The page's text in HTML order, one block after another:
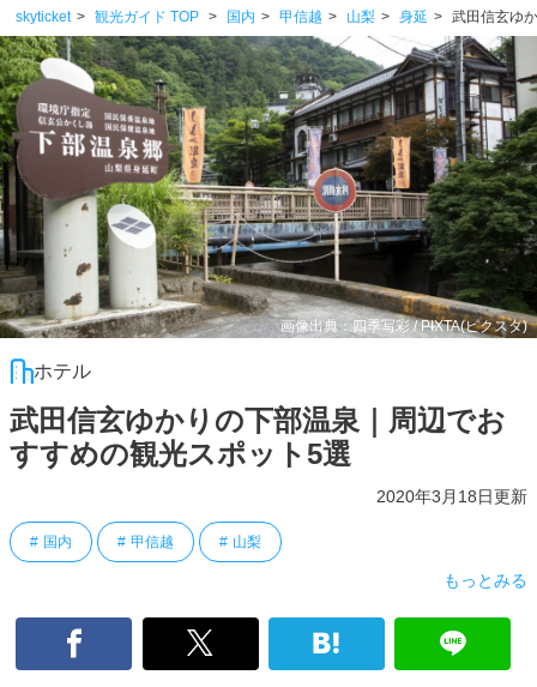
skyticket 観光ガイド TOP 国内 甲信越 山梨 身延 武田信玄ゆ
画像出典：四季写彩 / PIXTA(ピクスタ)
ホテル
武田信玄ゆかりの下部温泉｜周辺でお
すすめの観光スポット5選
2020年3月18日更新
国内 甲信越 山梨
もっとみる